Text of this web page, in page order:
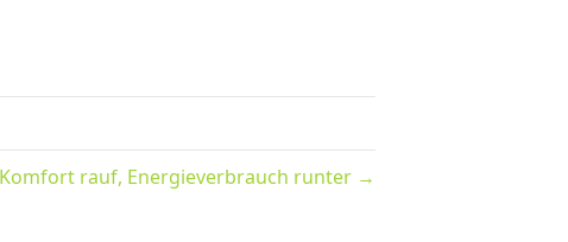
Komfort rauf, Energieverbrauch runter →